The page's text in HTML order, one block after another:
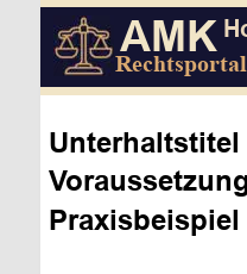
Praxisbeispiel
AMK
Rechtsportal